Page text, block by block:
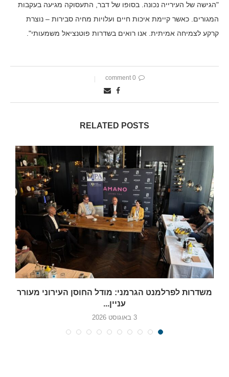
"הגישה של העירייה נכונה. בסופו של דבר, התעסוקה מגיעה בעקבות
המגורים. כאשר קיימת איכות חיים ועלויות מחיה סבירות – נוצרת
קרקע לצמיחה אמיתית. אנו רואים בשדרות פוטנציאל משמעותי".
0 comment
RELATED POSTS
משדרות לפרלמנט הגרמני: מודל החוסן העירוני מעורר
עניין...
3 באוגוסט 2026